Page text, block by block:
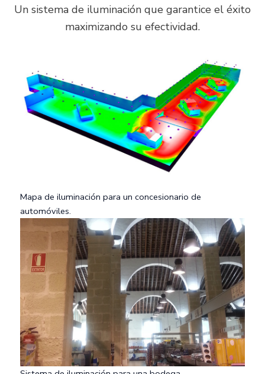
Un sistema de iluminación que garantice el éxito
maximizando su efectividad.
Mapa de iluminación para un concesionario de
automóviles.